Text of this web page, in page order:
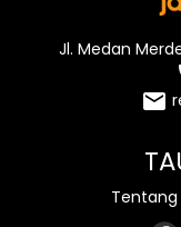
Jl. Medan
email
Tentang